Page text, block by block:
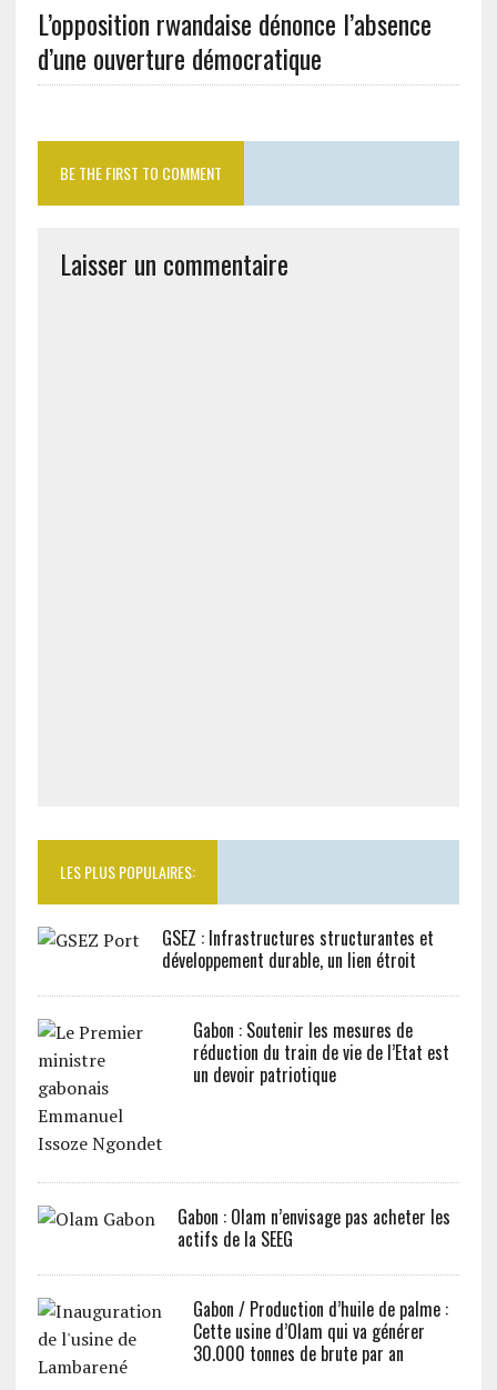
L’opposition rwandaise dénonce l’absence
d’une ouverture démocratique
BE THE FIRST TO COMMENT
Laisser un commentaire
LES PLUS POPULAIRES:
GSEZ : Infrastructures structurantes et
développement durable, un lien étroit
Gabon : Soutenir les mesures de
réduction du train de vie de l’Etat est
un devoir patriotique
Gabon : Olam n’envisage pas acheter les
actifs de la SEEG
Gabon / Production d’huile de palme :
Cette usine d’Olam qui va générer
30.000 tonnes de brute par an